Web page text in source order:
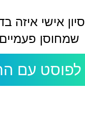
אישי איזה
שמחוסן
לפוסט עם